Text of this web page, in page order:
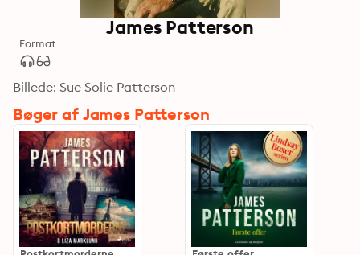
James Patterson
Format
Billede: Sue Solie Patterson
Bøger af James Patterson